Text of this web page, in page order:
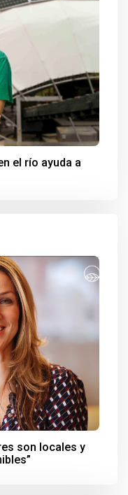
el río ayuda a
son locales y